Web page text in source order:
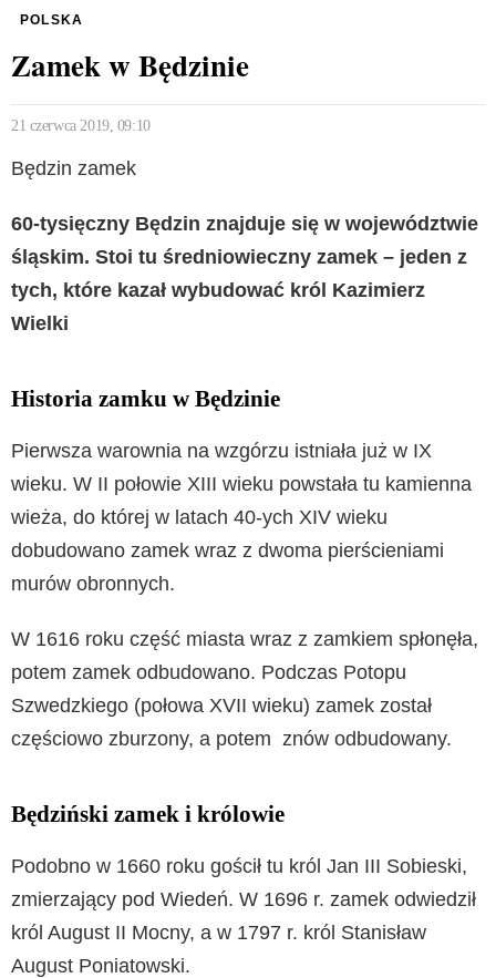
POLSKA
Zamek w Będzinie
21 czerwca 2019, 09:10
Będzin zamek
60-tysięczny Będzin znajduje się w województwie
śląskim. Stoi tu średniowieczny zamek – jeden z
tych, które kazał wybudować król Kazimierz
Wielki
Historia zamku w Będzinie
Pierwsza warownia na wzgórzu istniała już w IX
wieku. W II połowie XIII wieku powstała tu kamienna
wieża, do której w latach 40-ych XIV wieku
dobudowano zamek wraz z dwoma pierścieniami
murów obronnych.
W 1616 roku część miasta wraz z zamkiem spłonęła,
potem zamek odbudowano. Podczas Potopu
Szwedzkiego (połowa XVII wieku) zamek został
częściowo zburzony, a potem znów odbudowany.
Będziński zamek i królowie
Podobno w 1660 roku gościł tu król Jan III Sobieski,
zmierzający pod Wiedeń. W 1696 r. zamek odwiedził
król August II Mocny, a w 1797 r. król Stanisław
August Poniatowski.